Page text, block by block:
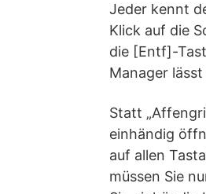
Jeder kennt
Klick auf die
die [Entf]-
Manager
Statt
einhändig
auf allen
müssen Sie